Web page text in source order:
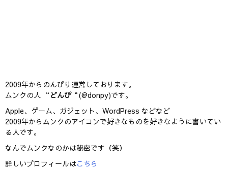
2009年からのんびり運営しております。
ムンクの人 “ どんぴ“(@donpy)です。
Apple、ゲーム、ガジェット、WordPress などなど
2009年からムンクのアイコンで好きなものを好きなように書いてい
る人です。
なんでムンクなのかは秘密です（笑）
詳しいプロフィールはこちら